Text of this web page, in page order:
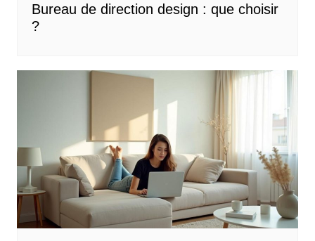
Bureau de direction design : que choisir
?